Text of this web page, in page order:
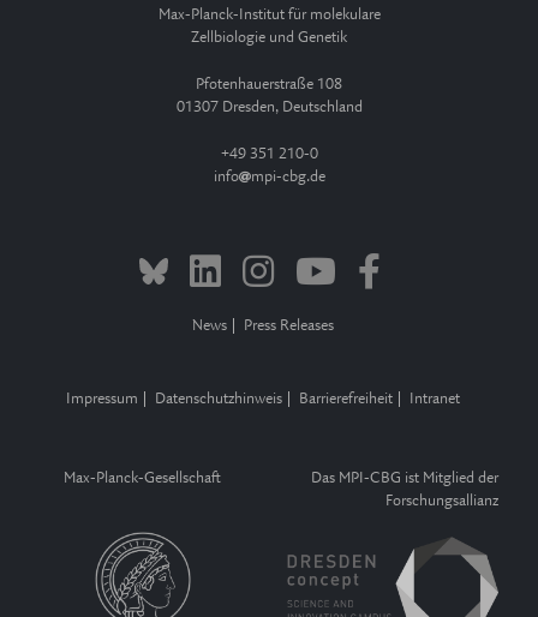
Max-Planck-Institut für molekulare
Zellbiologie und Genetik
Pfotenhauerstraße 108
01307 Dresden, Deutschland
+49 351 210-0
info
mpi-cbg.de
News Press Releases
Impressum Datenschutzhinweis Barrierefreiheit Intranet
Max-Planck-Gesellschaft
Das MPI-CBG ist Mitglied der
Forschungsallianz